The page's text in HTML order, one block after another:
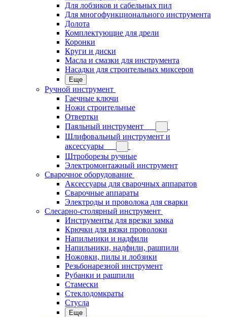
Для лобзиков и сабельных пил
Для многофункционального инструмента
Долота
Комплектующие для дрели
Коронки
Круги и диски
Масла и смазки для инструмента
Насадки для строительных миксеров
Еще
Ручной инструмент
Гаечные ключи
Ножи строительные
Отвертки
Паяльный инструмент
Шлифовальный инструмент и
аксессуары
Штроборезы ручные
Электромонтажный инструмент
Сварочное оборудование
Аксессуары для сварочных аппаратов
Сварочные аппараты
Электроды и проволока для сварки
Слесарно-столярный инструмент
Инструменты для врезки замка
Крючки для вязки проволоки
Напильники и надфили
Напильники, надфили, рашпили
Ножовки, пилы и лобзики
Резьбонарезной инструмент
Рубанки и рашпили
Стамески
Стеклодомкраты
Стусла
Еще